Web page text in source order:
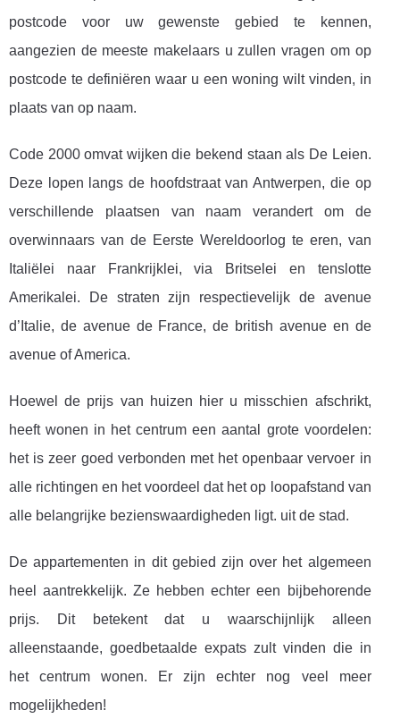
postcode voor uw gewenste gebied te kennen,
aangezien de meeste makelaars u zullen vragen om op
postcode te definiëren waar u een woning wilt vinden, in
plaats van op naam.
Code 2000 omvat wijken die bekend staan ​​als De Leien.
Deze lopen langs de hoofdstraat van Antwerpen, die op
verschillende plaatsen van naam verandert om de
overwinnaars van de Eerste Wereldoorlog te eren, van
Italiëlei naar Frankrijklei, via Britselei en tenslotte
Amerikalei. De straten zijn respectievelijk de avenue
d’Italie, de avenue de France, de british avenue en de
avenue of America.
Hoewel de prijs van huizen hier u misschien afschrikt,
heeft wonen in het centrum een ​​aantal grote voordelen:
het is zeer goed verbonden met het openbaar vervoer in
alle richtingen en het voordeel dat het op loopafstand van
alle belangrijke bezienswaardigheden ligt. uit de stad.
De appartementen in dit gebied zijn over het algemeen
heel aantrekkelijk. Ze hebben echter een bijbehorende
prijs. Dit betekent dat u waarschijnlijk alleen
alleenstaande, goedbetaalde expats zult vinden die in
het centrum wonen. Er zijn echter nog veel meer
mogelijkheden!